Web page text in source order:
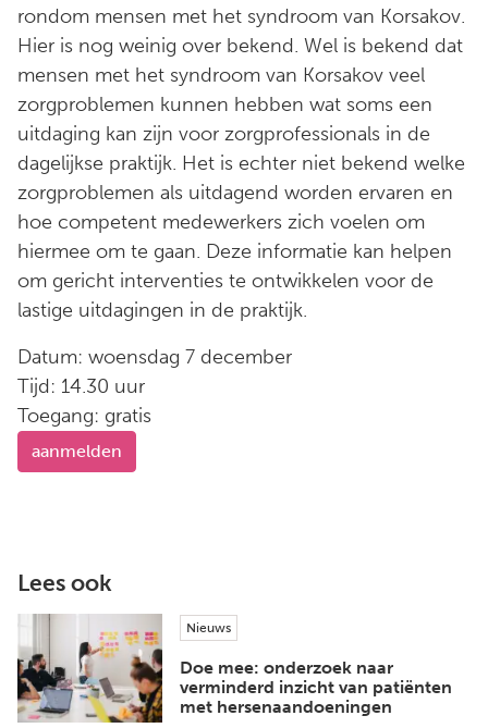
rondom mensen met het syndroom van Korsakov.
Hier is nog weinig over bekend. Wel is bekend dat
mensen met het syndroom van Korsakov veel
zorgproblemen kunnen hebben wat soms een
uitdaging kan zijn voor zorgprofessionals in de
dagelijkse praktijk. Het is echter niet bekend welke
zorgproblemen als uitdagend worden ervaren en
hoe competent medewerkers zich voelen om
hiermee om te gaan. Deze informatie kan helpen
om gericht interventies te ontwikkelen voor de
lastige uitdagingen in de praktijk.
Datum: woensdag 7 december
Tijd: 14.30 uur
Toegang: gratis
aanmelden
Lees ook
Nieuws
Doe mee: onderzoek naar
verminderd inzicht van patiënten
met hersenaandoeningen